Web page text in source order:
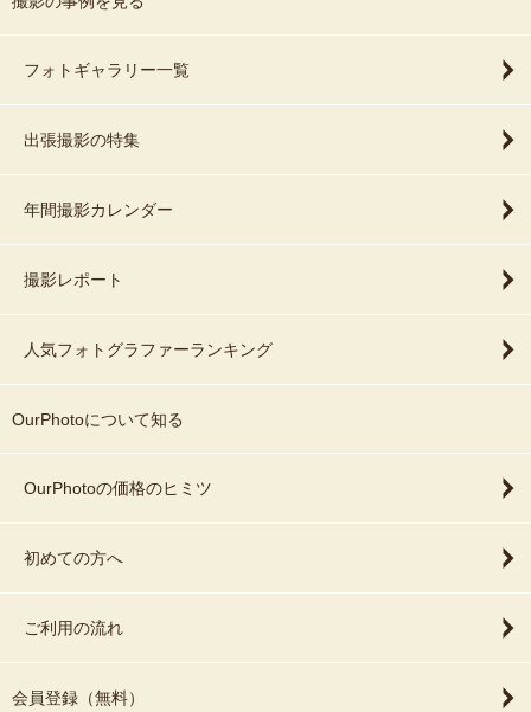
フォトギャラリー一覧
出張撮影の特集
年間撮影カレンダー
撮影レポート
人気フォトグラファーランキング
OurPhotoについて知る
OurPhotoの価格のヒミツ
初めての方へ
ご利用の流れ
会員登録（無料）